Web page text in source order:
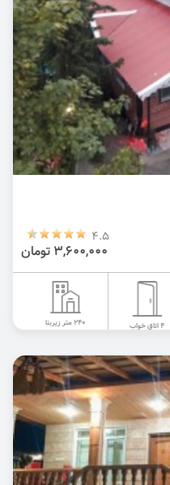
4.5
3,600,000 تومان
4 اتاق خواب 240 متر زیربنا